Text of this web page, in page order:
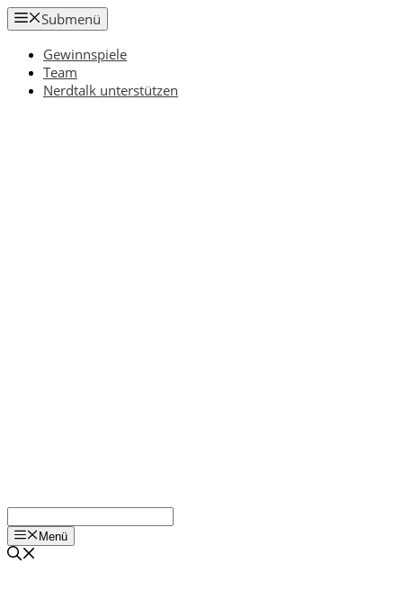
Zum
Inhalt
springen
Submenü
Gewinnspiele
Team
Nerdtalk unterstützen
Menü